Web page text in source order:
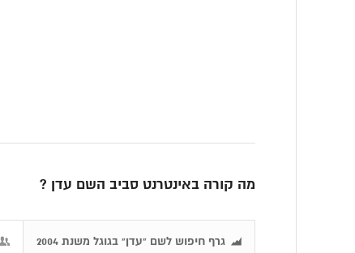
מה קורה באינטרנט סביב השם עדן ?
גרף חיפוש לשם "עדן" בגוגל משנת 2004